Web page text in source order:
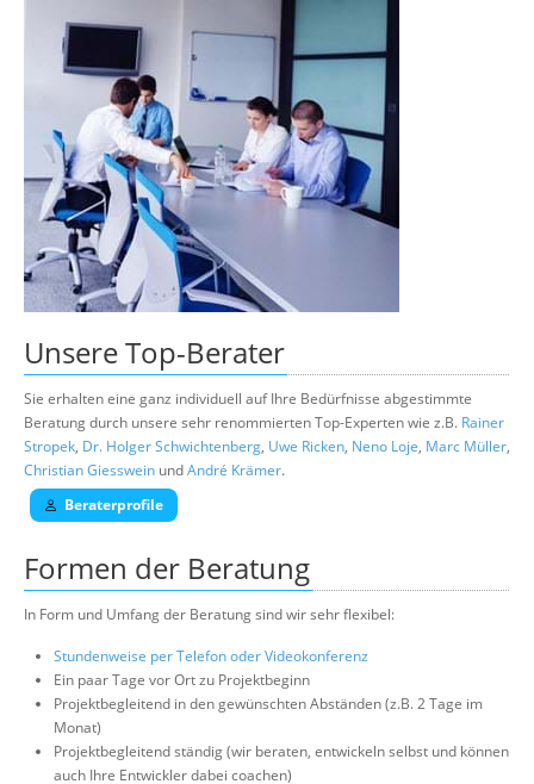
UnsereTop-Berater
Sie erhalten eine ganz individuell auf Ihre Bedürfnisse abgestimmte
Beratung durch unsere sehr renommierten Top-Experten wie z.B. Rainer
Stropek, Dr. Holger Schwichtenberg, Uwe Ricken, Neno Loje, Marc Müller,
Christian Giesswein undAndré Krämer.
Beraterprofile
Formen der Beratung
In Form und Umfang der Beratung sind wir sehr flexibel:
Stundenweise per Telefon oder Videokonferenz
Ein paar Tage vor Ort zu Projektbeginn
Projektbegleitend in den gewünschten Abständen (z.B. 2 Tage im
Monat)
Projektbegleitend ständig (wir beraten, entwickeln selbst und können
auch Ihre Entwickler dabei coachen)